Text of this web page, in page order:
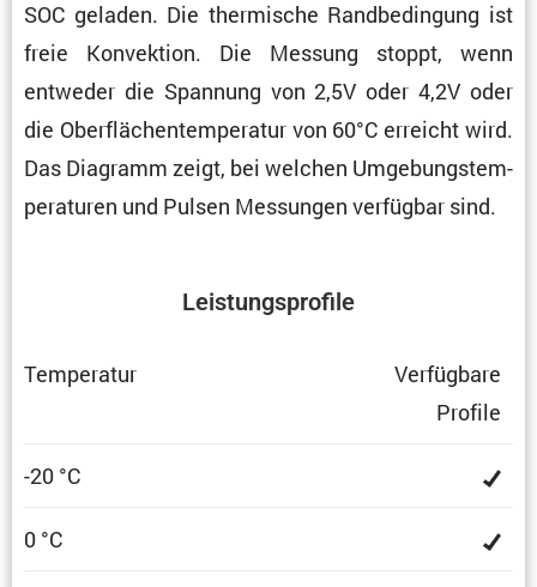
SOC geladen. Die thermi­sche Randbe­din­gung ist
freie Konvek­tion. Die Messung stoppt, wenn
entweder die Spannung von 2,5V oder 4,2V oder
die Oberflä­chen­tem­pe­ratur von 60°C erreicht wird.
Das Diagramm zeigt, bei welchen Umgebungs­tem­
pe­ra­turen und Pulsen Messungen verfügbar sind.
Leistungs­pro­file
Tempe­ratur
Verfüg­bare
Profile
-20 °C
0 °C